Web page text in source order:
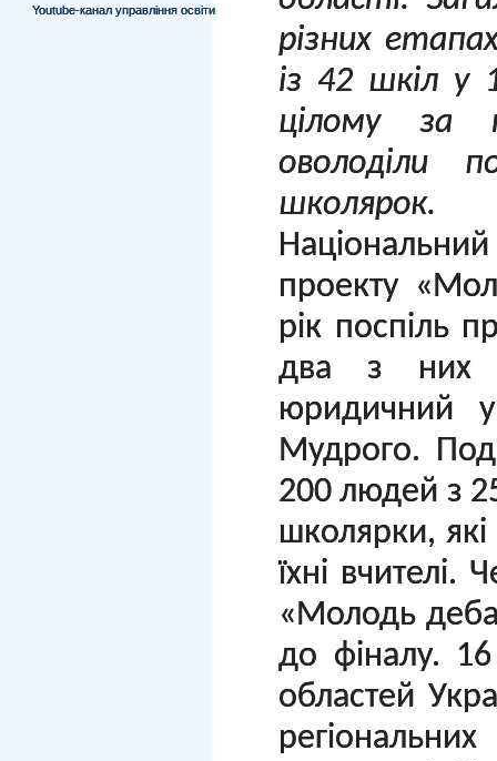
Youtube-канал управління освіти
різних
із 42 шкіл у
цілому за
оволоділи
школярок.
Національний
проекту
рік поспіль
два з них
юридичний
Мудрого.
200 людей з
школярки, які
їхні вчителі.
«Молодь
до фіналу.
областей